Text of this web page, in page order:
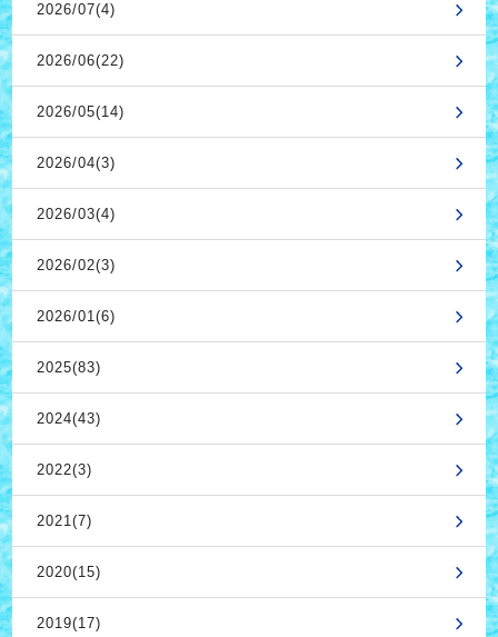
2026/07(4)
2026/06(22)
2026/05(14)
2026/04(3)
2026/03(4)
2026/02(3)
2026/01(6)
2025(83)
2024(43)
2022(3)
2021(7)
2020(15)
2019(17)